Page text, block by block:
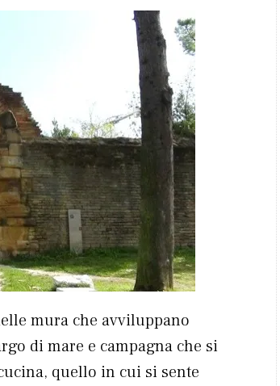
mura che avviluppano
di mare e campagna che si
quello in cui si sente